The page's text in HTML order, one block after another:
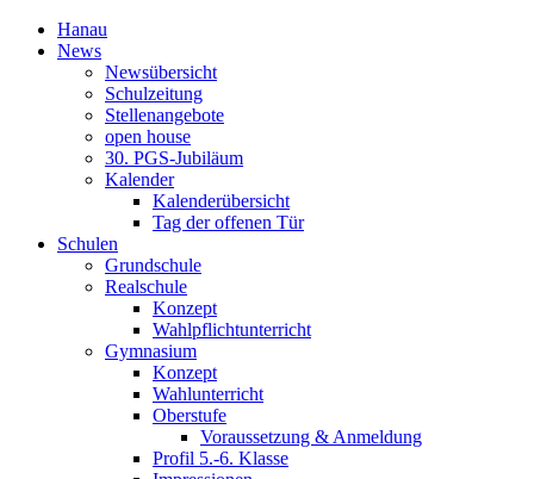
Hanau
News
Newsübersicht
Schulzeitung
Stellenangebote
open house
30. PGS-Jubiläum
Kalender
Kalenderübersicht
Tag der offenen Tür
Schulen
Grundschule
Realschule
Konzept
Wahlpflichtunterricht
Gymnasium
Konzept
Wahlunterricht
Oberstufe
Voraussetzung & Anmeldung
Profil 5.-6. Klasse